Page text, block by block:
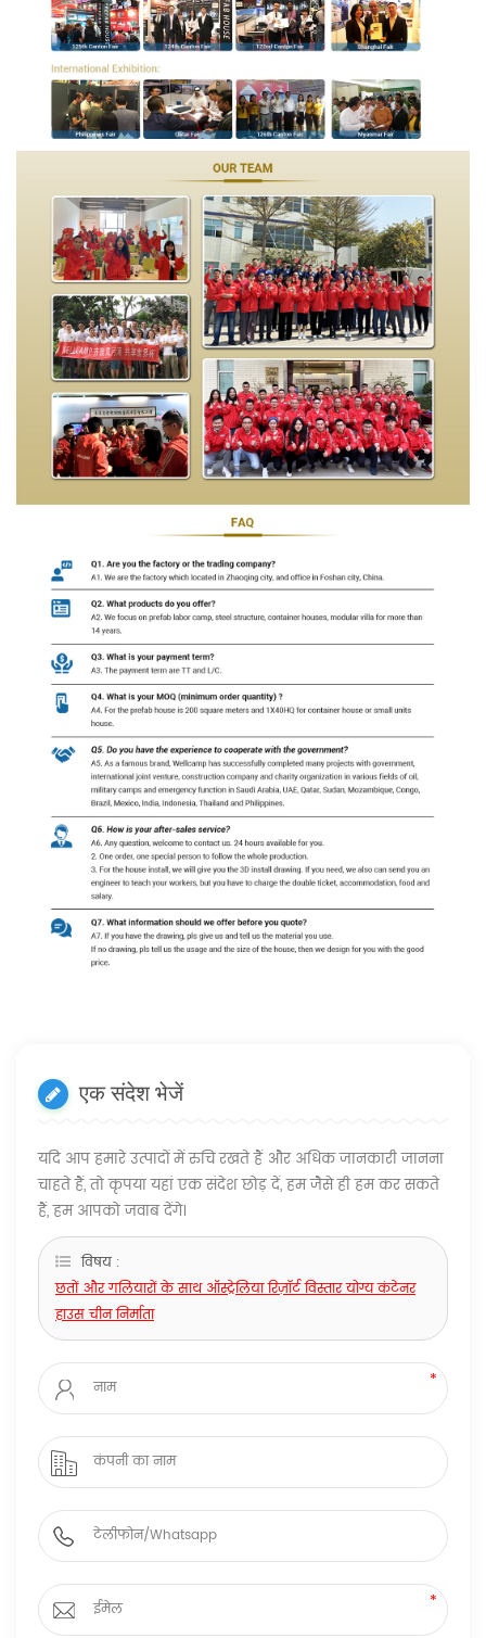
एक संदेश भेजें
यदि आप हमारे उत्पादों में रुचि रखते हैं और अधिक जानकारी जानना
चाहते हैं, तो कृपया यहां एक संदेश छोड़ दें, हम जैसे ही हम कर सकते
हैं, हम आपको जवाब देंगे।
विषय :
छतों और गलियारों के साथ ऑस्ट्रेलिया रिज़ॉर्ट विस्तार योग्य कंटेनर
हाउस चीन निर्माता